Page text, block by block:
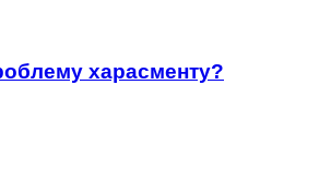
харасменту?